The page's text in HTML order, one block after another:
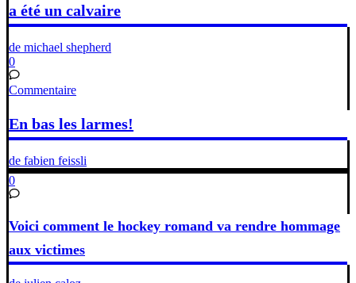
a été un calvaire
de michael shepherd
0
Commentaire
En bas les larmes!
de fabien feissli
0
Voici comment le hockey romand va rendre hommage
aux victimes